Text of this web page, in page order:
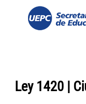
t
a
Ley 1420 |